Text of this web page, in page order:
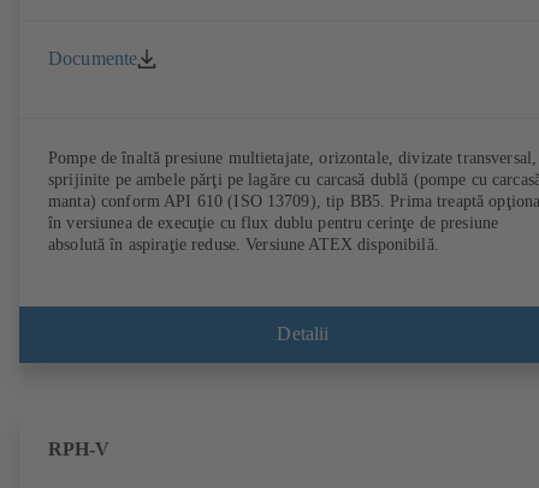
Documente
Pompe de înaltă presiune multietajate, orizontale, divizate transversal,
sprijinite pe ambele părţi pe lagăre cu carcasă dublă (pompe cu
manta) conform API 610 (ISO 13709), tip BB5. Prima treaptă
în versiunea de execuţie cu flux dublu pentru cerinţe de presiune
absolută în aspiraţie reduse. Versiune ATEX disponibilă.
Detalii
RPH-V